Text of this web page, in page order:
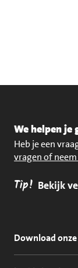
We helpen je
Heb je een
vragen of
Tip! Bekijk
Download